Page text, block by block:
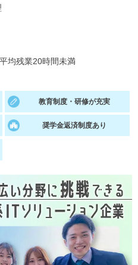
就活コラム
お役立ち記事・相談室など
よくある質問
不明点があればこちら
均残業20時間未満
教育制度・研修が充実
奨学金返済制度あり